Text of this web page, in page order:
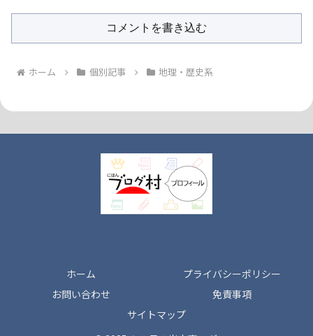
コメントを書き込む
ホーム 個別記事 地理・歴史系
ホーム
プライバシーポリシー
お問い合わせ
免責事項
サイトマップ